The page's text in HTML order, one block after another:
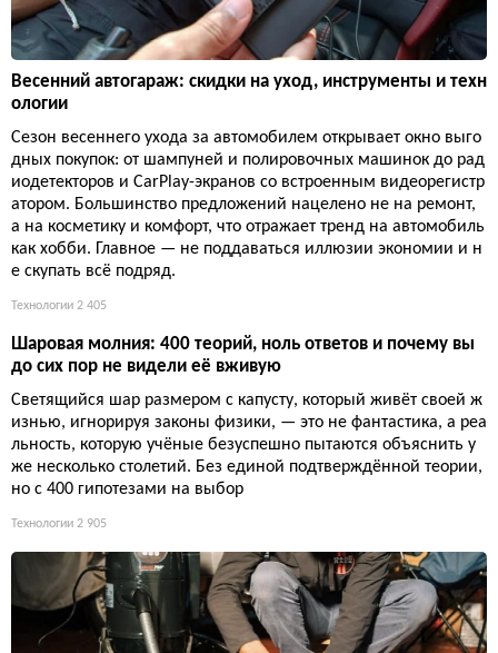
Весенний автогараж: скидки на уход, инструменты и техн
ологии
Сезон весеннего ухода за автомобилем открывает окно выго
дных покупок: от шампуней и полировочных машинок до рад
иодетекторов и CarPlay-экранов со встроенным видеорегистр
атором. Большинство предложений нацелено не на ремонт,
а на косметику и комфорт, что отражает тренд на автомобиль
как хобби. Главное — не поддаваться иллюзии экономии и н
е скупать всё подряд.
Технологии 2 405
Шаровая молния: 400 теорий, ноль ответов и почему вы
до сих пор не видели её вживую
Светящийся шар размером с капусту, который живёт своей ж
изнью, игнорируя законы физики, — это не фантастика, а реа
льность, которую учёные безуспешно пытаются объяснить у
же несколько столетий. Без единой подтверждённой теории,
но с 400 гипотезами на выбор
Технологии 2 905